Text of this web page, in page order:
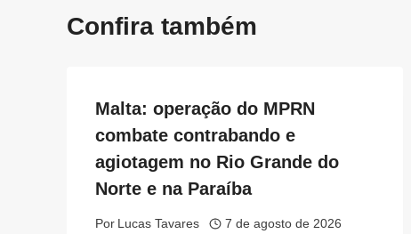
Confira também
Malta: operação do MPRN
combate contrabando e
agiotagem no Rio Grande do
Norte e na Paraíba
Por Lucas Tavares
7 de agosto de 2026